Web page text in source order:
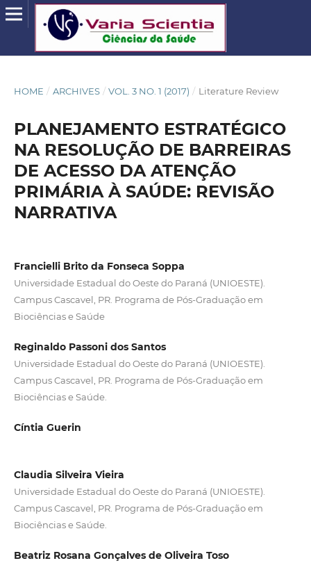
HOME / ARCHIVES / VOL. 3 NO. 1 (2017) / Literature Review
PLANEJAMENTO ESTRATÉGICO
NA RESOLUÇÃO DE BARREIRAS
DE ACESSO DA ATENÇÃO
PRIMÁRIA À SAÚDE: REVISÃO
NARRATIVA
Francielli Brito da Fonseca Soppa
Universidade Estadual do Oeste do Paraná (UNIOESTE).
Campus Cascavel, PR. Programa de Pós-Graduação em
Biociências e Saúde
Reginaldo Passoni dos Santos
Universidade Estadual do Oeste do Paraná (UNIOESTE).
Campus Cascavel, PR. Programa de Pós-Graduação em
Biociências e Saúde.
Cíntia Guerin
Claudia Silveira Vieira
Universidade Estadual do Oeste do Paraná (UNIOESTE).
Campus Cascavel, PR. Programa de Pós-Graduação em
Biociências e Saúde.
Beatriz Rosana Gonçalves de Oliveira Toso